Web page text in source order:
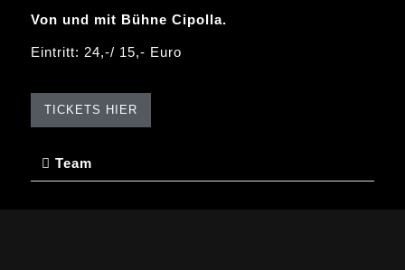
Von und mit Bühne Cipolla.
Eintritt: 24,-/ 15,- Euro
TICKETS HIER
Team